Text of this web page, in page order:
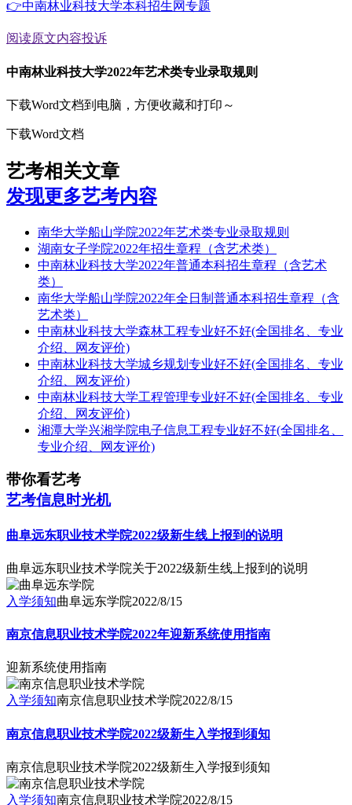
👉中南林业科技大学本科招生网专题
阅读原文内容投诉
中南林业科技大学2022年艺术类专业录取规则
下载Word文档到电脑，方便收藏和打印～
下载Word文档
艺考相关文章
发现更多艺考内容
南华大学船山学院2022年艺术类专业录取规则
湖南女子学院2022年招生章程（含艺术类）
中南林业科技大学2022年普通本科招生章程（含艺术
类）
南华大学船山学院2022年全日制普通本科招生章程（含
艺术类）
中南林业科技大学森林工程专业好不好(全国排名、专业
介绍、网友评价)
中南林业科技大学城乡规划专业好不好(全国排名、专业
介绍、网友评价)
中南林业科技大学工程管理专业好不好(全国排名、专业
介绍、网友评价)
湘潭大学兴湘学院电子信息工程专业好不好(全国排名、
专业介绍、网友评价)
带你看艺考
艺考信息时光机
曲阜远东职业技术学院2022级新生线上报到的说明
曲阜远东职业技术学院关于2022级新生线上报到的说明
入学须知曲阜远东学院2022/8/15
南京信息职业技术学院2022年迎新系统使用指南
迎新系统使用指南
入学须知南京信息职业技术学院2022/8/15
南京信息职业技术学院2022级新生入学报到须知
南京信息职业技术学院2022级新生入学报到须知
入学须知南京信息职业技术学院2022/8/15